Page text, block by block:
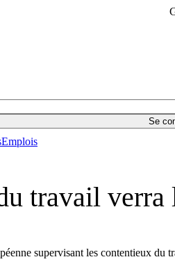
Se
Emplois
travail
supervisant les contentieux